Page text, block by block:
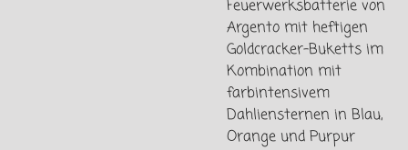
Feuerwerksbatterie von
Argento mit heftigen
Goldcracker-Buketts im
Kombination mit
farbintensivem
Dahliensternen in Blau,
Orange und Purpur